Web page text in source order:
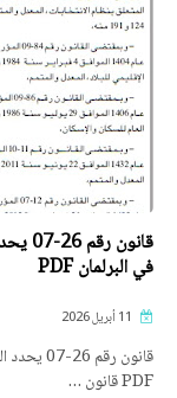
في البرلمان PDF
قانون
PDF قانون …